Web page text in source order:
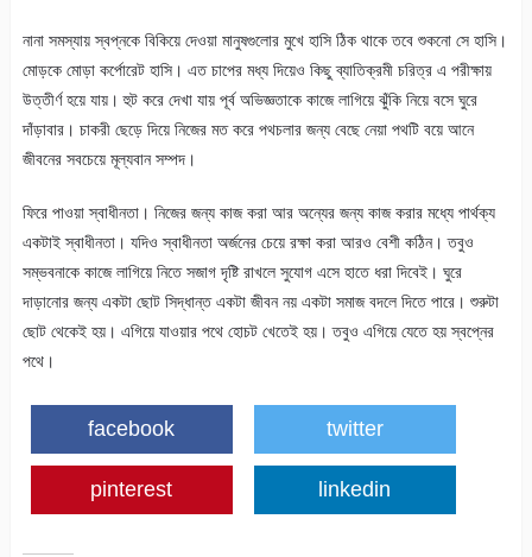
নানা সমস্যায় স্বপ্নকে বিকিয়ে দেওয়া মানুষগুলোর মুখে হাসি ঠিক থাকে তবে শুকনো সে হাসি।
মোড়কে মোড়া কর্পোরেট হাসি। এত চাপের মধ্য দিয়েও কিছু ব্যাতিক্রমী চরিত্র এ পরীক্ষায়
উত্তীর্ণ হয়ে যায়। হুট করে দেখা যায় পূর্ব অভিজ্ঞতাকে কাজে লাগিয়ে ঝুঁকি নিয়ে বসে ঘুরে
দাঁড়াবার। চাকরী ছেড়ে দিয়ে নিজের মত করে পথচলার জন্য বেছে নেয়া পথটি বয়ে আনে
জীবনের সবচেয়ে মূল্যবান সম্পদ।
ফিরে পাওয়া স্বাধীনতা। নিজের জন্য কাজ করা আর অন্যের জন্য কাজ করার মধ্যে পার্থক্য
একটাই স্বাধীনতা। যদিও স্বাধীনতা অর্জনের চেয়ে রক্ষা করা আরও বেশী কঠিন। তবুও
সম্ভবনাকে কাজে লাগিয়ে নিতে সজাগ দৃষ্টি রাখলে সুযোগ এসে হাতে ধরা দিবেই। ঘুরে
দাড়ানোর জন্য একটা ছোট সিদ্ধান্ত একটা জীবন নয় একটা সমাজ বদলে দিতে পারে। শুরুটা
ছোট থেকেই হয়। এগিয়ে যাওয়ার পথে হোচট খেতেই হয়। তবুও এগিয়ে যেতে হয় স্বপ্নের
পথে।
facebook twitter
pinterest linkedin